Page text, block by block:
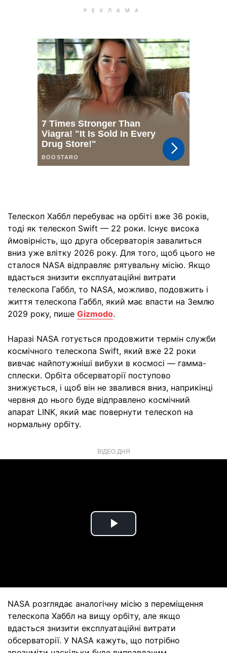
Телескоп Хаббл перебуває на орбіті вже 36 років,
тоді як телескоп Swift — 22 роки. Існує висока
ймовірність, що друга обсерваторія завалиться
вниз уже влітку 2026 року. Для того, щоб цього не
сталося NASA відправляє рятувальну місію. Якщо
вдасться знизити експлуатаційні витрати
телескопа Габбл, то NASA, можливо, подовжить і
життя телескопа Габбл, який має впасти на Землю
2029 року, пише Gizmodo.
Наразі NASA готується продовжити термін служби
космічного телескопа Swift, який вже 22 роки
вивчає найпотужніші вибухи в космосі — гамма-
сплески. Орбіта обсерваторії поступово
знижується, і щоб він не звалився вниз, наприкінці
червня до нього буде відправлено космічний
апарат LINK, який має повернути телескоп на
нормальну орбіту.
ВІДЕО ДНЯ
Play
NASA розглядає аналогічну місію з переміщення
телескопа Хаббл на вищу орбіту, але якщо
вдасться знизити експлуатаційні витрати
обсерваторії. У NASA кажуть, що потрібно